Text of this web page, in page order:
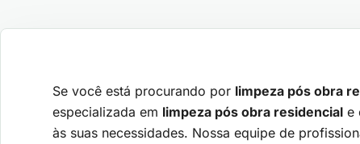
Se você está procurando por limpeza pós obra
especializada em limpeza pós obra residencial e
às suas necessidades. Nossa equipe de